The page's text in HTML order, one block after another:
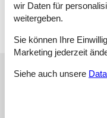
Lizenznummer: 4009
Externe
wir Daten für
weitergeben.
Sie können Ihre
Marketing jederzeit
Siehe auch unsere